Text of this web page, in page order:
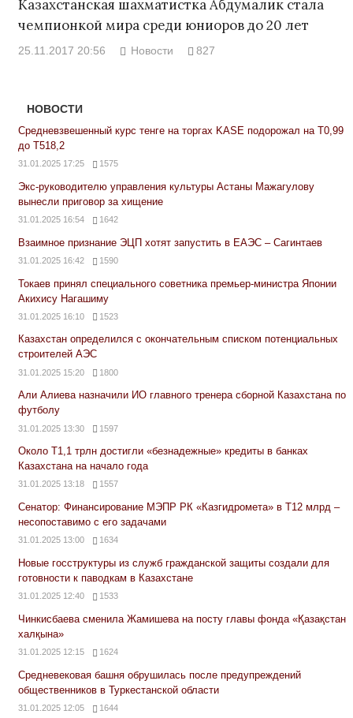
Казахстанская шахматистка Абдумалик стала
чемпионкой мира среди юниоров до 20 лет
25.11.2017 20:56 Новости 827
НОВОСТИ
Средневзвешенный курс тенге на торгах KASE подорожал на Т0,99
до Т518,2
31.01.2025 17:25 1575
Экс-руководителю управления культуры Астаны Мажагулову
вынесли приговор за хищение
31.01.2025 16:54 1642
Взаимное признание ЭЦП хотят запустить в ЕАЭС – Сагинтаев
31.01.2025 16:42 1590
Токаев принял специального советника премьер-министра Японии
Акихису Нагашиму
31.01.2025 16:10 1523
Казахстан определился с окончательным списком потенциальных
строителей АЭС
31.01.2025 15:20 1800
Али Алиева назначили ИО главного тренера сборной Казахстана по
футболу
31.01.2025 13:30 1597
Около Т1,1 трлн достигли «безнадежные» кредиты в банках
Казахстана на начало года
31.01.2025 13:18 1557
Сенатор: Финансирование МЭПР РК «Казгидромета» в Т12 млрд –
несопоставимо с его задачами
31.01.2025 13:00 1634
Новые госструктуры из служб гражданской защиты создали для
готовности к паводкам в Казахстане
31.01.2025 12:40 1533
Чинкисбаева сменила Жамишева на посту главы фонда «Қазақстан
халқына»
31.01.2025 12:15 1624
Средневековая башня обрушилась после предупреждений
общественников в Туркестанской области
31.01.2025 12:05 1644